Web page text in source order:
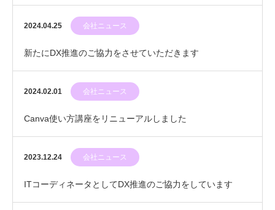
2024.04.25 会社ニュース
新たにDX推進のご協力をさせていただきます
2024.02.01 会社ニュース
Canva使い方講座をリニューアルしました
2023.12.24 会社ニュース
ITコーディネータとしてDX推進のご協力をしています